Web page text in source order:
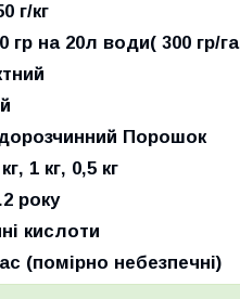
г/кг
гр на 20л води( 300 гр/
Порошок
1 кг, 0,5 кг
року
кислоти
(помірно небезпечні)